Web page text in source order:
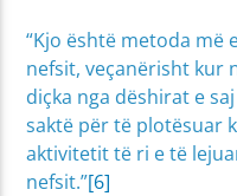
“Kjo është metoda më
nefsit, veçanërisht kur
diçka nga dëshirat e
saktë për të plotësuar
aktivitetit të ri e të
nefsit.”[6]